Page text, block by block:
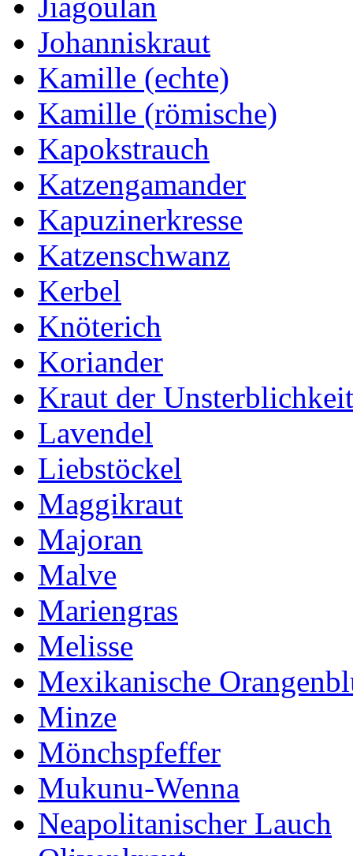
Johanniskraut
Kamille (echte)
Kamille (römische)
Kapokstrauch
Katzengamander
Kapuzinerkresse
Katzenschwanz
Kerbel
Knöterich
Koriander
Kraut der Unsterblichkeit
Lavendel
Liebstöckel
Maggikraut
Majoran
Malve
Mariengras
Melisse
Mexikanische
Minze
Mönchspfeffer
Mukunu-Wenna
Neapolitanischer Lauch